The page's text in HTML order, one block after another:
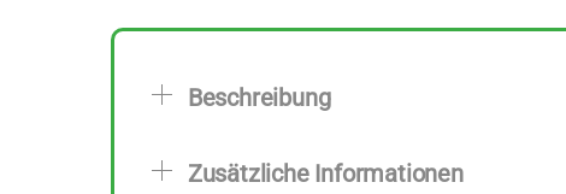
Beschreibung
Zusätzliche Informationen